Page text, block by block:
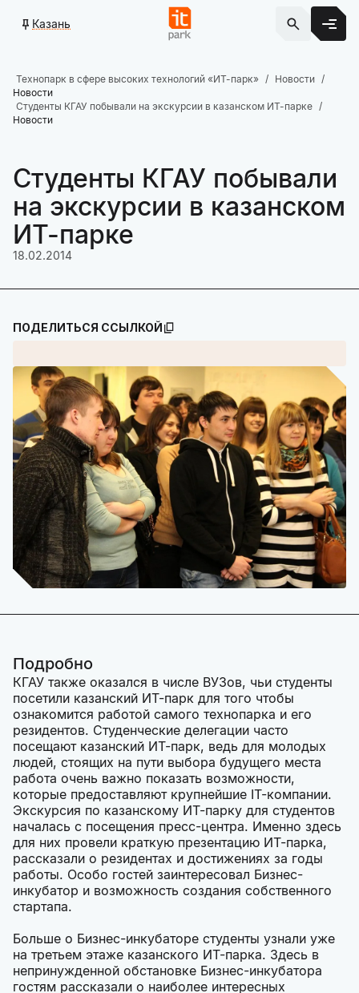
Казань
Технопарк в сфере высоких технологий «ИТ-парк»
Новости
Новости
Студенты КГАУ побывали на экскурсии в казанском ИТ-парке
Новости
Студенты КГАУ побывали
на экскурсии в казанском
ИТ-парке
18.02.2014
ПОДЕЛИТЬСЯ ССЫЛКОЙ
Подробно
КГАУ также оказался в числе ВУЗов, чьи студенты
посетили казанский ИТ-парк для того чтобы
ознакомится работой самого технопарка и его
резидентов. Студенческие делегации часто
посещают казанский ИТ-парк, ведь для молодых
людей, стоящих на пути выбора будущего места
работа очень важно показать возможности,
которые предоставляют крупнейшие IT-компании.
Экскурсия по казанскому ИТ-парку для студентов
началась с посещения пресс-центра. Именно здесь
для них провели краткую презентацию ИТ-парка,
рассказали о резидентах и достижениях за годы
работы. Особо гостей заинтересовал Бизнес-
инкубатор и возможность создания собственного
стартапа.
Больше о Бизнес-инкубаторе студенты узнали уже
на третьем этаже казанского ИТ-парка. Здесь в
непринужденной обстановке Бизнес-инкубатора
гостям рассказали о наиболее интересных